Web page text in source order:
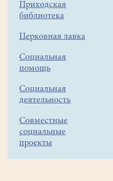
Приходская
библиотека
Церковная лавка
Социальная
помощь
Социальная
деятельность
Совместные
социальные
проекты